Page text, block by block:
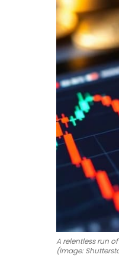
A relentless run
(Image: